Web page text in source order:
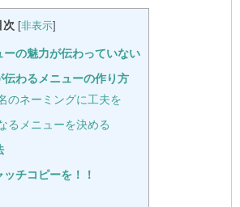
次 [非表示]
ーの魅力が伝わっていない
伝わるメニューの作り方
のネーミングに工夫を
るメニューを決める
チコピーを！！